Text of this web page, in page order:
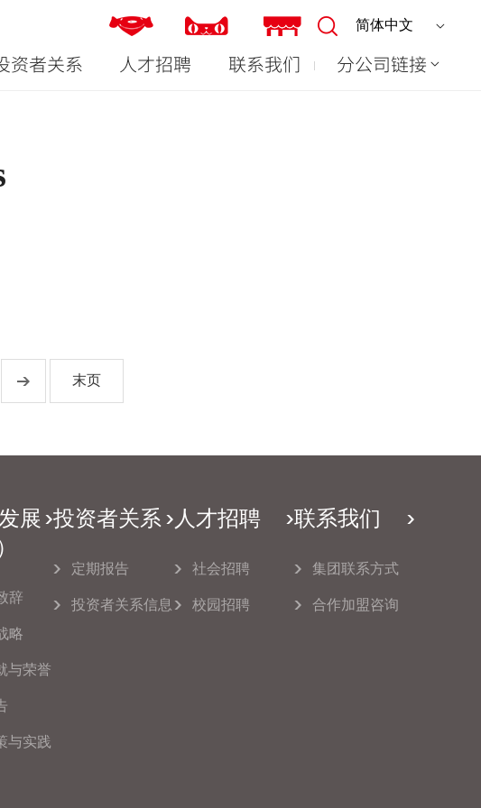
资者关系 人才招聘 联系我们 分公司链接
末页
展
辞
略
与荣誉
与实践
投资者关系
定期报告
投资者关系信息
人才招聘
社会招聘
校园招聘
联系我们
集团联系方式
合作加盟咨询